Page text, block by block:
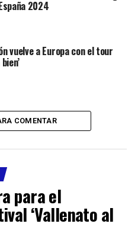
2024
vuelve a Europa con el tour
COMENTAR
para el
‘Vallenato al